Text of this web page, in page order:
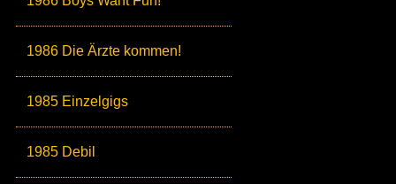
1986 Die Ärzte kommen!
1985 Einzelgigs
1985 Debil